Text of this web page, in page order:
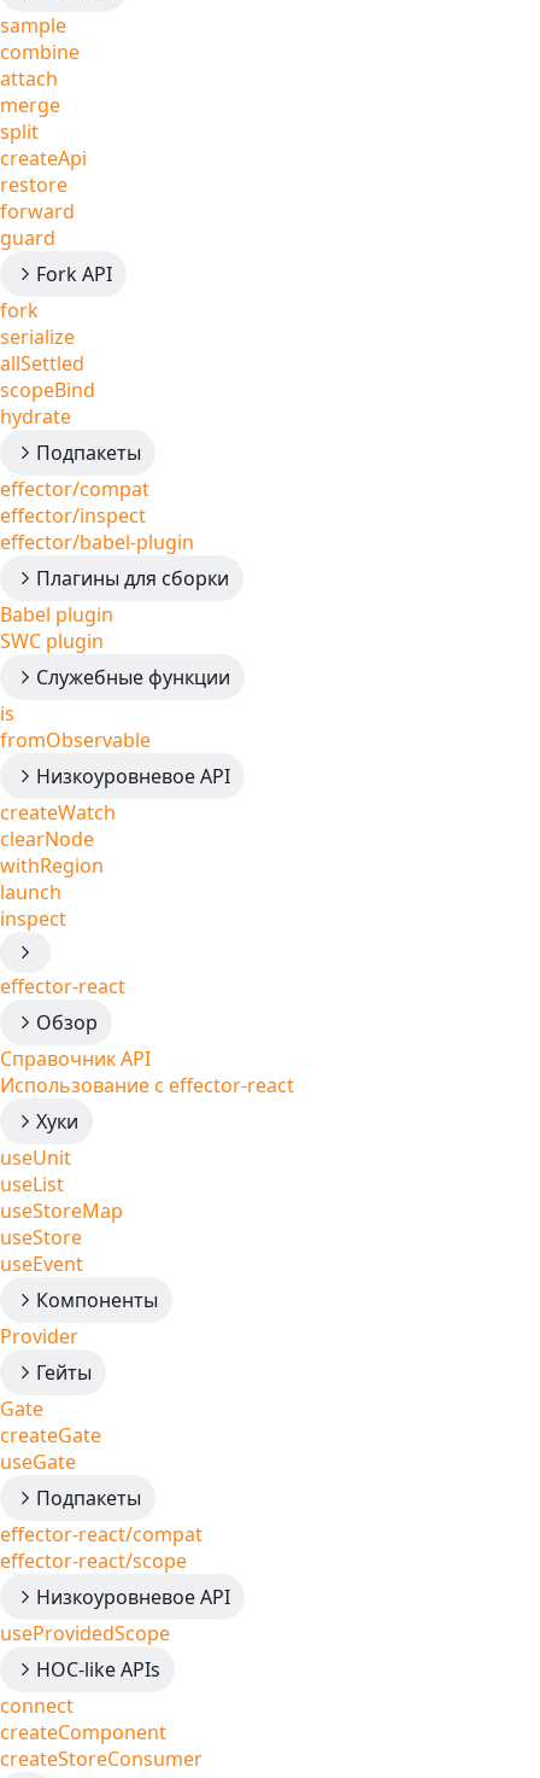
sample
combine
attach
merge
split
createApi
restore
forward
guard
Fork API
fork
serialize
allSettled
scopeBind
hydrate
Подпакеты
effector/compat
effector/inspect
effector/babel-plugin
Плагины для сборки
Babel plugin
SWC plugin
Служебные функции
is
fromObservable
Низкоуровневое API
createWatch
clearNode
withRegion
launch
inspect
effector-react
Обзор
Справочник API
Использование с effector-react
Хуки
useUnit
useList
useStoreMap
useStore
useEvent
Компоненты
Provider
Гейты
Gate
createGate
useGate
Подпакеты
effector-react/compat
effector-react/scope
Низкоуровневое API
useProvidedScope
HOC-like APIs
connect
createComponent
createStoreConsumer